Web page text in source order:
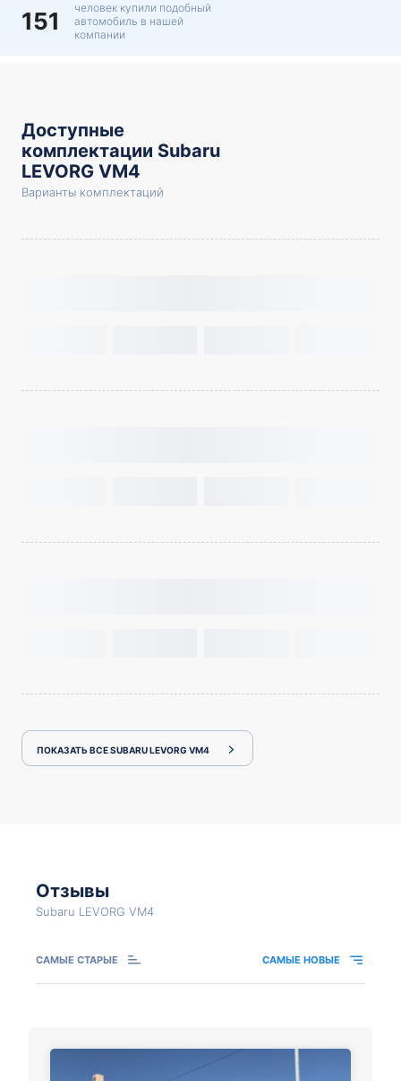
151
человек купили подобный
автомобиль в нашей
компании
Доступные
комплектации Subaru
LEVORG VM4
Варианты комплектаций
ПОКАЗАТЬ ВСЕ SUBARU LEVORG VM4
Отзывы
Subaru LEVORG VM4
САМЫЕ СТАРЫЕ САМЫЕ НОВЫЕ